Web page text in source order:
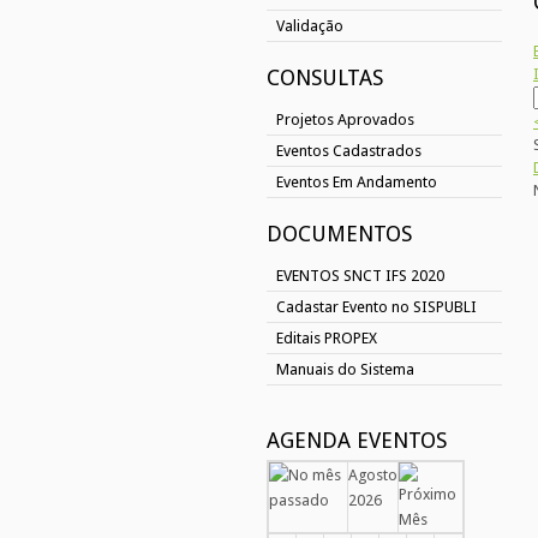
Validação
CONSULTAS
Projetos Aprovados
Eventos Cadastrados
Eventos Em Andamento
DOCUMENTOS
EVENTOS SNCT IFS 2020
Cadastar Evento no SISPUBLI
Editais PROPEX
Manuais do Sistema
AGENDA EVENTOS
Agosto
2026